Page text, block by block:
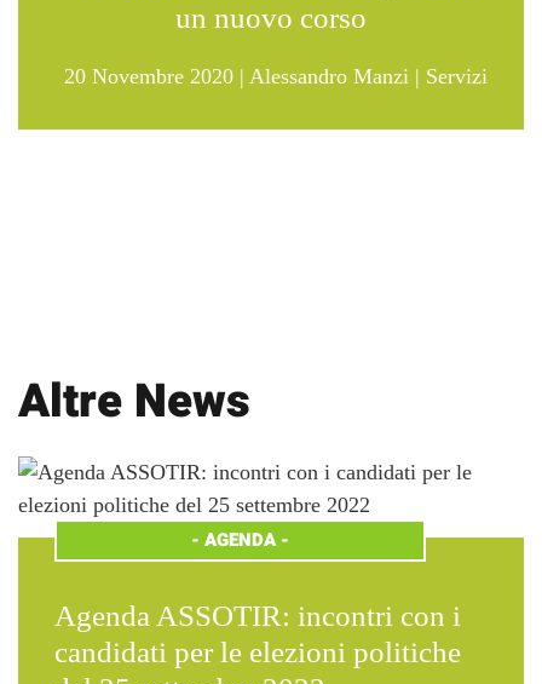
un nuovo corso
20 Novembre 2020 | Alessandro Manzi | Servizi
Altre News
- AGENDA-
Agenda ASSOTIR: incontri con i
candidati per le elezioni politiche